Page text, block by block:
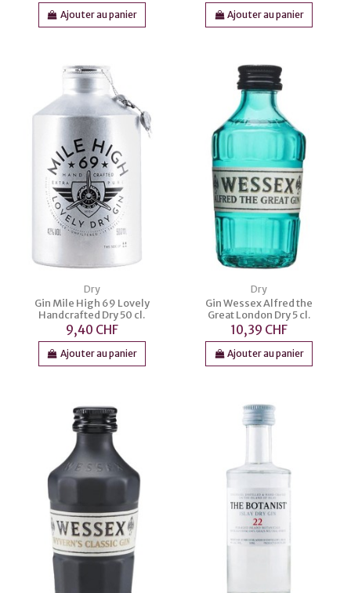
Ajouter au panier Ajouter au panier
Dry
Gin Mile High 69 Lovely
Handcrafted Dry 50 cl.
9,40 CHF
Ajouter au panier
Dry
Gin Wessex Alfred the
Great London Dry 5 cl.
10,39 CHF
Ajouter au panier